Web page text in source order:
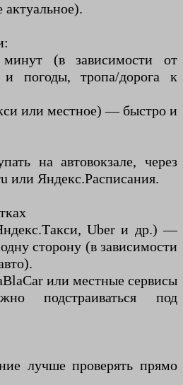
актуальное).
(в зависимости от
погоды, тропа/дорога к
или местное) — быстро и
на автовокзале, через
или Яндекс.Расписания.
Uber и др.) —
сторону (в зависимости
или местные сервисы
подстраиваться под
лучше проверять прямо